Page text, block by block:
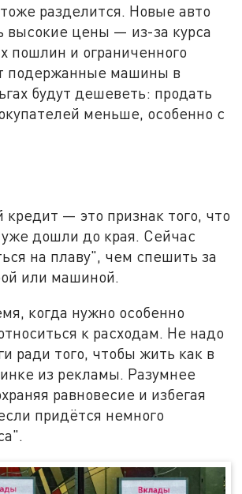
разделится. Новые авто
высокие цены — из-за курса
пошлин и ограниченного
подержанные машины в
будут дешеветь: продать
меньше, особенно с
— это признак того, что
дошли до края. Сейчас
на плаву", чем спешить за
или машиной.
когда нужно особенно
к расходам. Не надо
ради того, чтобы жить как в
из рекламы. Разумнее
равновесие и избегая
придётся немного